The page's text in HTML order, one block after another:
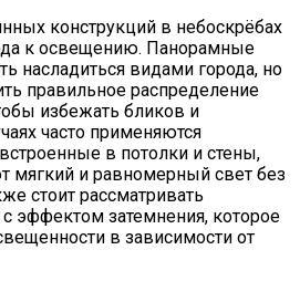
конструкций в небоскрёбах
к освещению. Панорамные
насладиться видами города, но
правильное распределение
избежать бликов и
часто применяются
в потолки и стены,
мягкий и равномерный свет без
стоит рассматривать
с эффектом затемнения, которое
в зависимости от